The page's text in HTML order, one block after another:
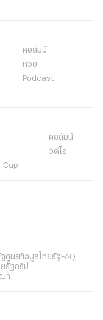
คอลัมน์
หวย
Podcast
คอลัมน์
วิดีโอ
Cup
ศูนย์ข้อมูลไทยรัฐFAQ
รัฐกรุ๊ป
า